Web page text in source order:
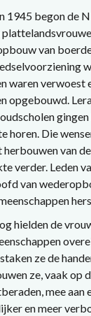
1945 begon de
van
waren verwoest
opgebouwd.
horen. Die
van
verder. Leden
van
hielden de
ze de
ze, vaak op
mee aan
en meer